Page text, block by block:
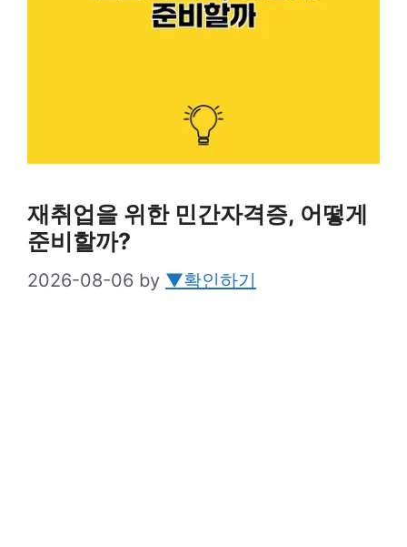
재취업을 위한 민간자격증, 어떻게
준비할까?
2026-08-06 by ▼확인하기